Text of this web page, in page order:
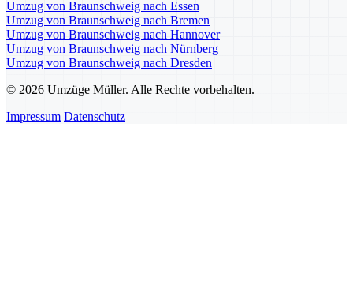
Umzug von Braunschweig nach Essen
Umzug von Braunschweig nach Bremen
Umzug von Braunschweig nach Hannover
Umzug von Braunschweig nach Nürnberg
Umzug von Braunschweig nach Dresden
© 2026 Umzüge Müller. Alle Rechte vorbehalten.
Impressum Datenschutz